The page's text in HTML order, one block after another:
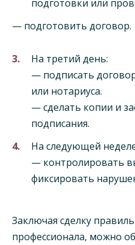
подготовки или
— подготовить договор.
На третий день:
— подписать
или нотариуса.
— сделать копии и
подписания.
На следующей
— контролировать
фиксировать
Заключая сделку
профессионала, можно